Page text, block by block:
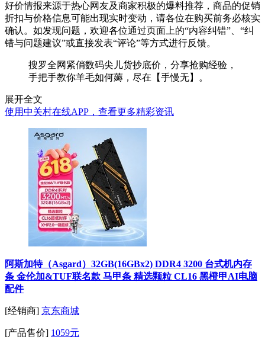
好价情报来源于热心网友及商家积极的爆料推荐，商品的促销
折扣与价格信息可能出现实时变动，请各位在购买前务必核实
确认。如发现问题，欢迎各位通过页面上的“内容纠错”、“纠
错与问题建议”或直接发表“评论”等方式进行反馈。
搜罗全网紧俏数码尖儿货抄底价，分享抢购经验，
手把手教你羊毛如何薅，尽在【手慢无】。
展开全文
使用中关村在线APP，查看更多精彩资讯
阿斯加特（Asgard）32GB(16GBx2) DDR4 3200 台式机内存
条 金伦加&TUF联名款 马甲条 精选颗粒 CL16 黑橙甲AI电脑
配件
[经销商] 京东商城
[产品售价] 1059元